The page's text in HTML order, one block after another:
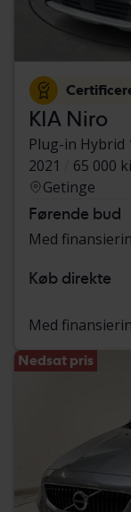
KIA Niro
Plug-in Hybrid
2021
65 000
Getinge
Førende bud
Med
Køb direkte
Med
Nedsat pris